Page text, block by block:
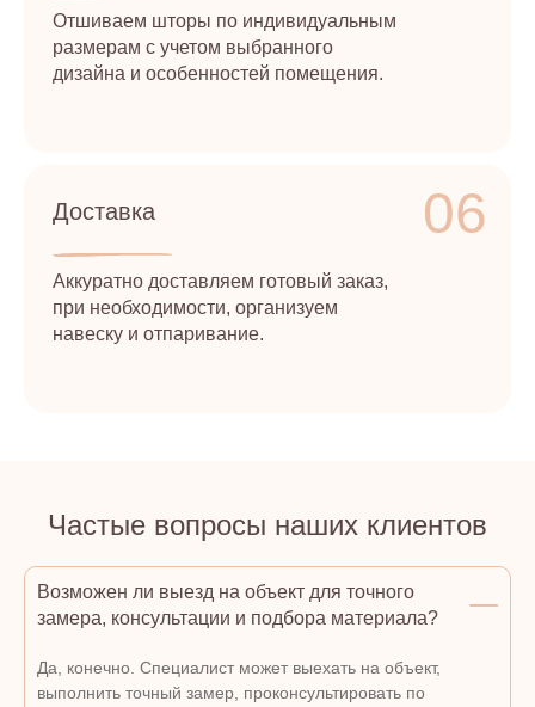
Отшиваем шторы по индивидуальным
размерам с учетом выбранного
дизайна и особенностей помещения.
Доставка 06
Аккуратно доставляем готовый заказ,
при необходимости, организуем
навеску и отпаривание.
Частые вопросы наших клиентов
Возможен ли выезд на объект для точного
замера, консультации и подбора материала?
Да, конечно. Специалист может выехать на объект,
выполнить точный замер, проконсультировать по